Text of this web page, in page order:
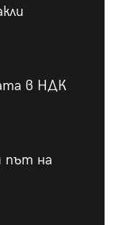
в НДК
път на